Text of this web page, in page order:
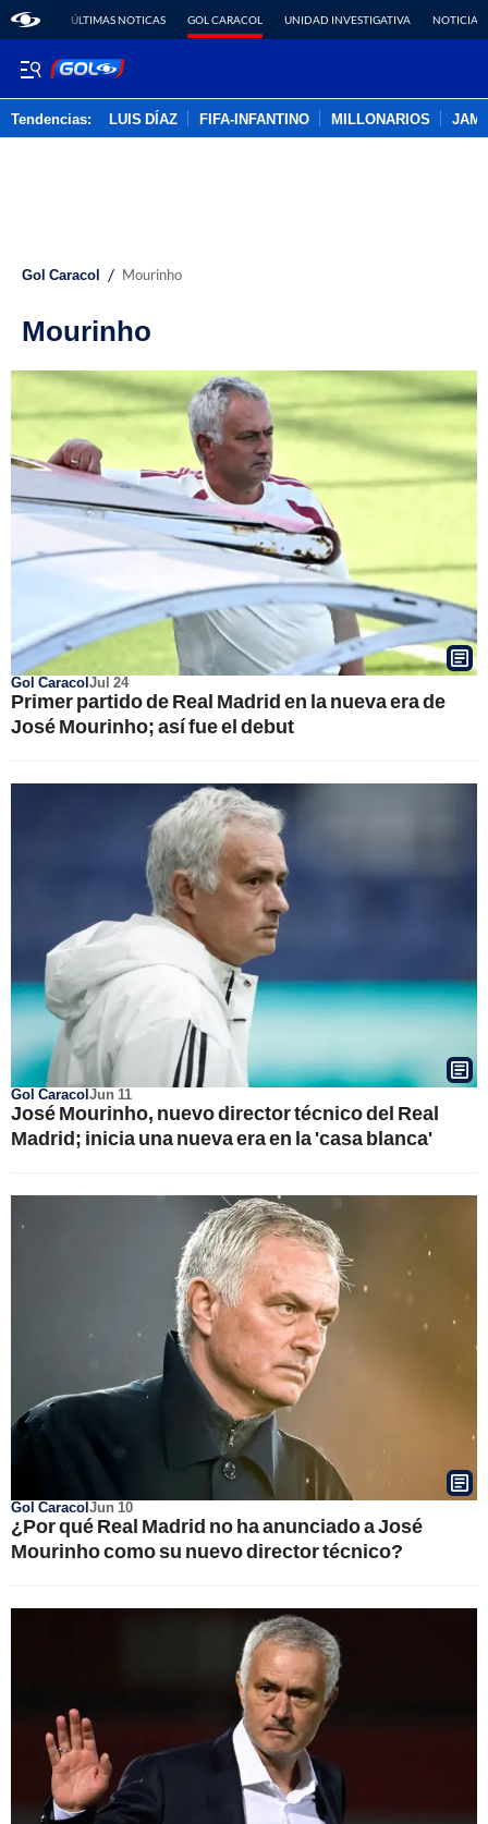
ÚLTIMAS NOTICAS GOL CARACOL UNIDAD INVESTIGATIVA NOTICIAS
Tendencias: LUIS DÍAZ FIFA-INFANTINO MILLONARIOS
Gol Caracol / Mourinho
Mourinho
Gol CaracolJul 24
Primer partido de Real Madrid en la nueva era de
José Mourinho; así fue el debut
Gol CaracolJun 11
José Mourinho, nuevo director técnico del Real
Madrid; inicia una nueva era en la 'casa blanca'
Gol CaracolJun 10
¿Por qué Real Madrid no ha anunciado a José
Mourinho como su nuevo director técnico?